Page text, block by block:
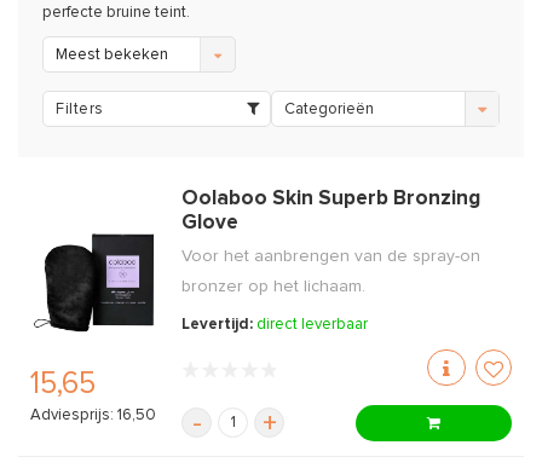
perfecte bruine teint.
Meest bekeken
Filters Categorieën
15,65
Adviesprijs: 16,50
Oolaboo Skin Superb Bronzing
Glove
Voor het aanbrengen van de spray-on
bronzer op het lichaam.
Levertijd: direct leverbaar
- +